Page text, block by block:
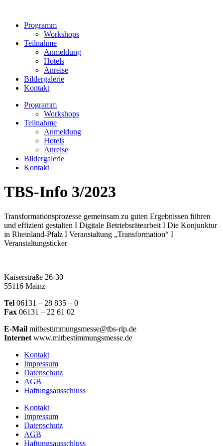
wechselnProgramm
Workshops
Teilnahme
Anmeldung
Hotels
Anreise
Bildergalerie
Kontakt
Programm
Workshops
Teilnahme
Anmeldung
Hotels
Anreise
Bildergalerie
Kontakt
TBS-Info 3/2023
Transformationsprozesse gemeinsam zu guten Ergebnissen führen
und effizient gestalten I Digitale Betriebsrätearbeit I Die Konjunktur
in Rheinland-Pfalz I Veranstaltung „Transformation“ I
Veranstaltungsticker
Kaiserstraße 26-30
55116 Mainz
Tel 06131 – 28 835 – 0
Fax 06131 – 22 61 02
E-Mail mitbestimmungsmesse@tbs-rlp.de
Internet www.mitbestimmungsmesse.de
Kontakt
Impressum
Datenschutz
AGB
Haftungsausschluss
Kontakt
Impressum
Datenschutz
AGB
Haftungsausschluss